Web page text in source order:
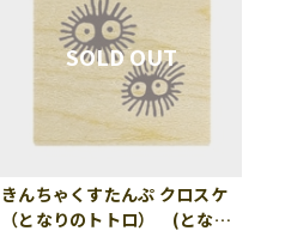
きんちゃくすたんぷ クロスケ
（となりのトトロ） (となり